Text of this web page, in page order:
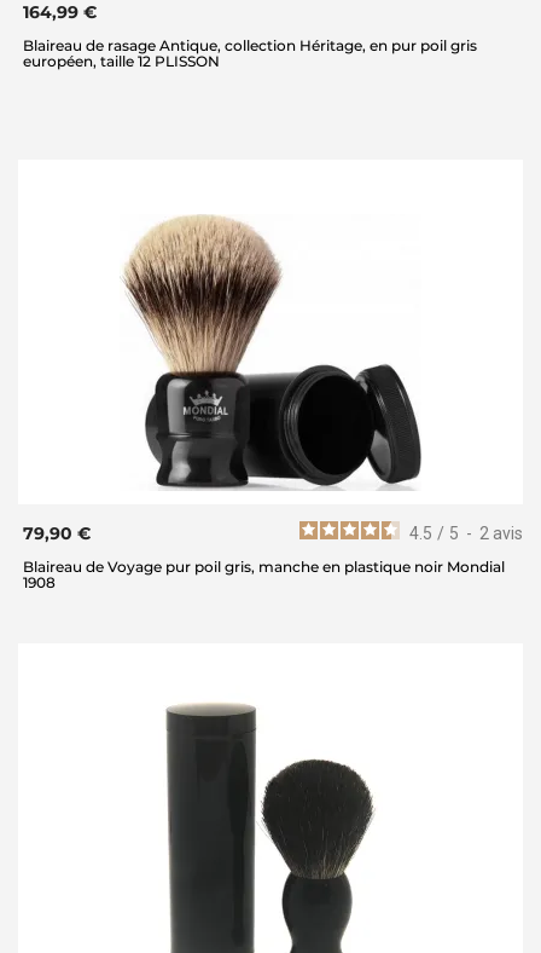
164,99 €
Blaireau de rasage Antique, collection Héritage, en pur poil gris
européen, taille 12 PLISSON
4.5 / 5 - 2 avis
79,90 €
Blaireau de Voyage pur poil gris, manche en plastique noir Mondial
1908